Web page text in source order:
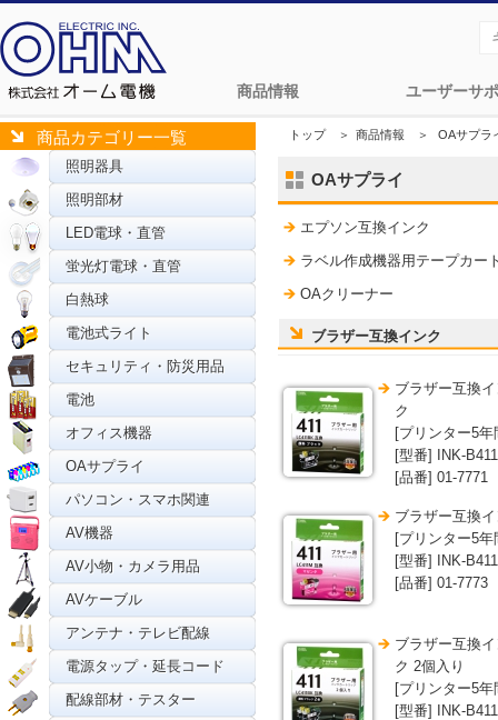
商品情報 ユーザーサ
商品カテゴリー一覧
照明器具
照明部材
LED電球・直管
蛍光灯電球・直管
白熱球
電池式ライト
セキュリティ・防災用品
電池
オフィス機器
OAサプライ
パソコン・スマホ関連
AV機器
AV小物・カメラ用品
AVケーブル
アンテナ・テレビ配線
電源タップ・延長コード
配線部材・テスター
トップ＞ 商品情報 ＞ OAサプラ
OAサプライ
エプソン互換インク
ラベル作成機器用テープカー
OAクリーナー
ブラザー互換インク
ブラザー互換
ク
[プリンター5
[型番] INK-
[品番] 01-7771
ブラザー互換
[プリンター5
[型番] INK-
[品番] 01-7773
ブラザー互換
ク 2個入り
[プリンター5
[型番] INK-